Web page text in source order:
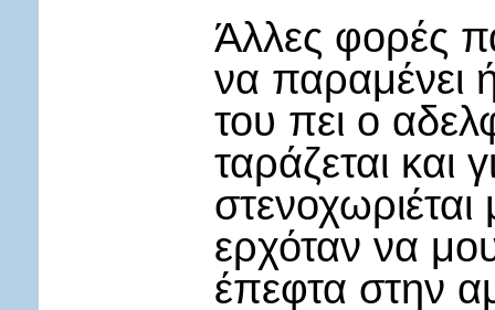
Άλλες φορές
να παραμένει
του πει ο
ταράζεται και
ερχόταν να
έπεφτα στην